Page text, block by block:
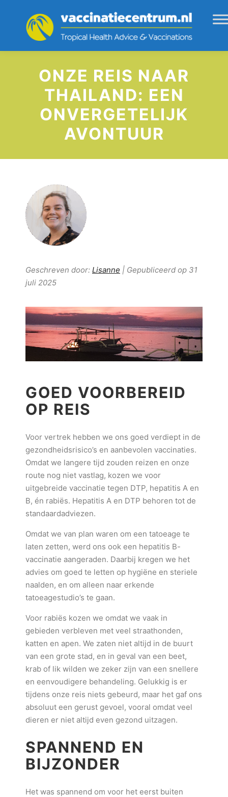
ONZE REIS NAAR
THAILAND: EEN
ONVERGETELIJK
AVONTUUR
Geschreven door: Lisanne | Gepubliceerd op 31
juli 2025
GOED VOORBEREID
OP REIS
Voor vertrek hebben we ons goed verdiept in de
gezondheidsrisico’s en aanbevolen vaccinaties.
Omdat we langere tijd zouden reizen en onze
route nog niet vastlag, kozen we voor
uitgebreide vaccinatie tegen DTP, hepatitis A en
B, én rabiës. Hepatitis A en DTP behoren tot de
standaardadviezen.
Omdat we van plan waren om een tatoeage te
laten zetten, werd ons ook een hepatitis B-
vaccinatie aangeraden. Daarbij kregen we het
advies om goed te letten op hygiëne en steriele
naalden, en om alleen naar erkende
tatoeagestudio’s te gaan.
Voor rabiës kozen we omdat we vaak in
gebieden verbleven met veel straathonden,
katten en apen. We zaten niet altijd in de buurt
van een grote stad, en in geval van een beet,
krab of lik wilden we zeker zijn van een snellere
en eenvoudigere behandeling. Gelukkig is er
tijdens onze reis niets gebeurd, maar het gaf ons
absoluut een gerust gevoel, vooral omdat veel
dieren er niet altijd even gezond uitzagen.
SPANNEND EN
BIJZONDER
Het was spannend om voor het eerst buiten